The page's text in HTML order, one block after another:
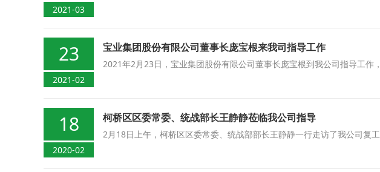
2021-03
23
2021-02
宝业集团股份有限公司董事长庞宝根来我司指导工作
2021年2月23日，宝业集团股份有限公司董事长庞宝根到我公司指导工作
18
2020-02
柯桥区区委常委、统战部长王静静莅临我公司指导
2月18日上午，柯桥区区委常委、统战部部长王静静一行走访了我公司复